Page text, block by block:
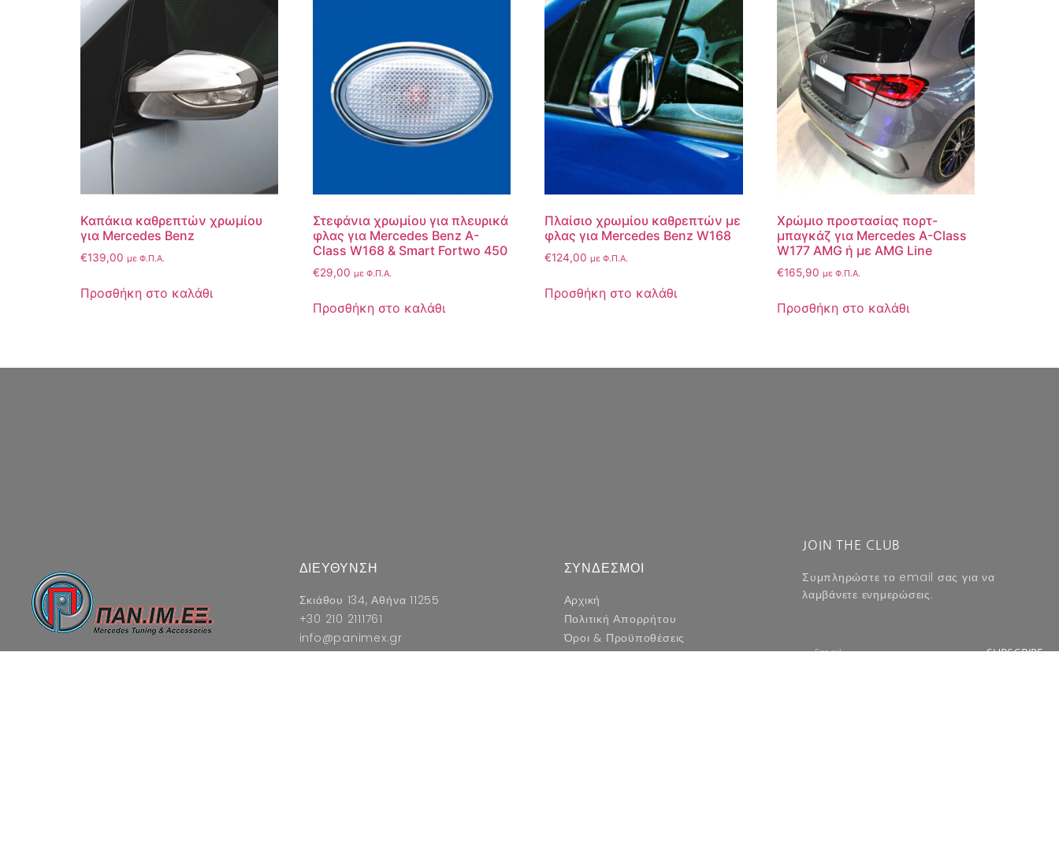
Καπάκια καθρεπτών χρωμίου
για Mercedes Benz
€139,00 με Φ.Π.Α.
Προσθήκη στο καλάθι
Στεφάνια χρωμίου για πλευρικά
φλας για Mercedes Benz A-
Class W168 & Smart Fortwo 450
€29,00 με Φ.Π.Α.
Προσθήκη στο καλάθι
Πλαίσιο χρωμίου καθρεπτών με
φλας για Mercedes Benz W168
€124,00 με Φ.Π.Α.
Προσθήκη στο καλάθι
Χρώμιο προστασίας πορτ-
μπαγκάζ για Mercedes A-Class
W177 AMG ή με AMG Line
€165,90 με Φ.Π.Α.
Προσθήκη στο καλάθι
ΔΙΕΥΘΥΝΣΗ
Σκιάθου 134, Αθήνα 11255
+30 210 2111761
info@panimex.gr
ΣΥΝΔΕΣΜΟΙ
Αρχική
Πολιτική Απορρήτου
Όροι & Προϋποθέσεις
JOIN THE CLUB
Συμπληρώστε το email σας για να
λαμβάνετε ενημερώσεις.
SUBSCRIBE